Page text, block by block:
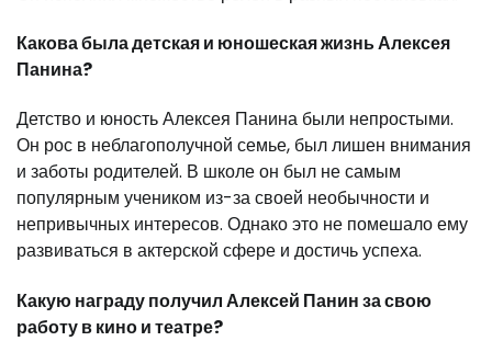
Какова была детская и юношеская жизнь Алексея
Панина?
Детство и юность Алексея Панина были непростыми.
Он рос в неблагополучной семье, был лишен внимания
и заботы родителей. В школе он был не самым
популярным учеником из-за своей необычности и
непривычных интересов. Однако это не помешало ему
развиваться в актерской сфере и достичь успеха.
Какую награду получил Алексей Панин за свою
работу в кино и театре?